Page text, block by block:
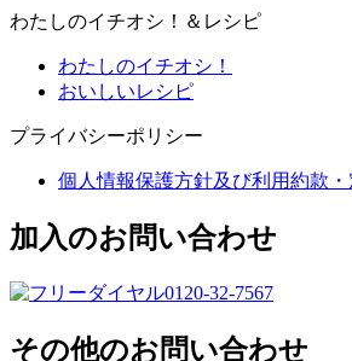
わたしのイチオシ！＆レシピ
わたしのイチオシ！
おいしいレシピ
プライバシーポリシー
個人情報保護方針及び利用約款
加入のお問い合わせ
0120-32-7567
その他のお問い合わせ